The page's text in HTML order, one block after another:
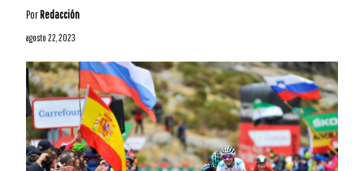
PorRedacción
agosto 22, 2023